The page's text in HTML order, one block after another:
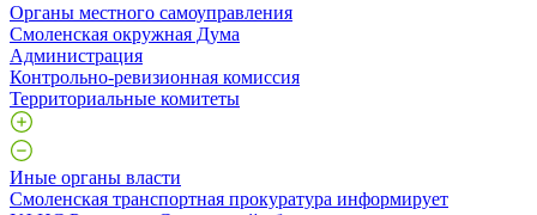
Органы местного самоуправления
Смоленская окружная Дума
Администрация
Контрольно-ревизионная комиссия
Территориальные комитеты
Иные органы власти
Смоленская транспортная прокуратура информирует